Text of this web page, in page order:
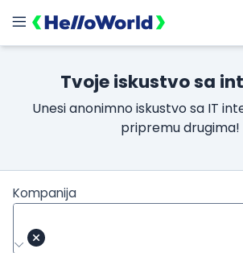
Tvoje iskustvo sa
Unesi anonimno iskustvo sa IT
pripremu drugima!
Kompanija